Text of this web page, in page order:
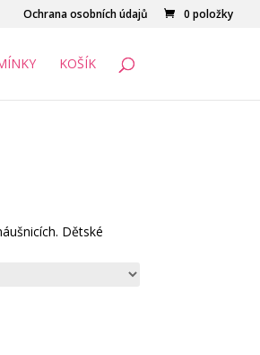
Ochrana osobních údajů 0 položky
KOŠÍK
Dětské